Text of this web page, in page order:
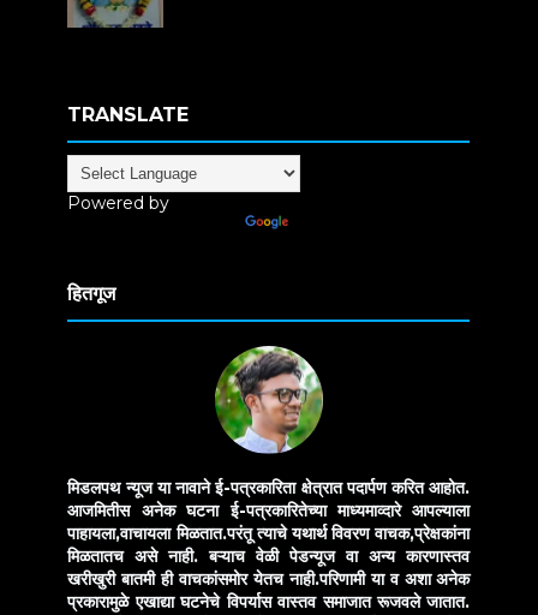
TRANSLATE
Powered by
हितगूज
मिडलपथ न्यूज या नावाने ई-पत्रकारिता क्षेत्रात पदार्पण करित आहोत.
आजमितीस अनेक घटना ई-पत्रकारितेच्या माध्यमाव्दारे आपल्याला
पाहायला,वाचायला मिळतात.परंतू त्याचे यथार्थ विवरण वाचक,प्रेक्षकांना
मिळतातच असे नाही. बऱ्याच वेळी पेडन्यूज वा अन्य कारणास्तव
खरीखुरी बातमी ही वाचकांसमोर येतच नाही.परिणामी या व अशा अनेक
प्रकारामुळे एखाद्या घटनेचे विपर्यास वास्तव समाजात रूजवले जातात.